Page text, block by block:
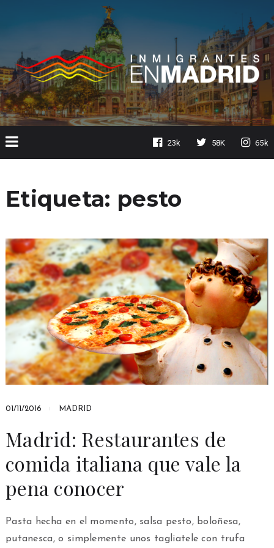
23k 58K 65k
Etiqueta: pesto
01/11/2016 MADRID
Madrid: Restaurantes de
comida italiana que vale la
pena conocer
Pasta hecha en el momento, salsa pesto, boloñesa,
putanesca, o simplemente unos tagliatele con trufa